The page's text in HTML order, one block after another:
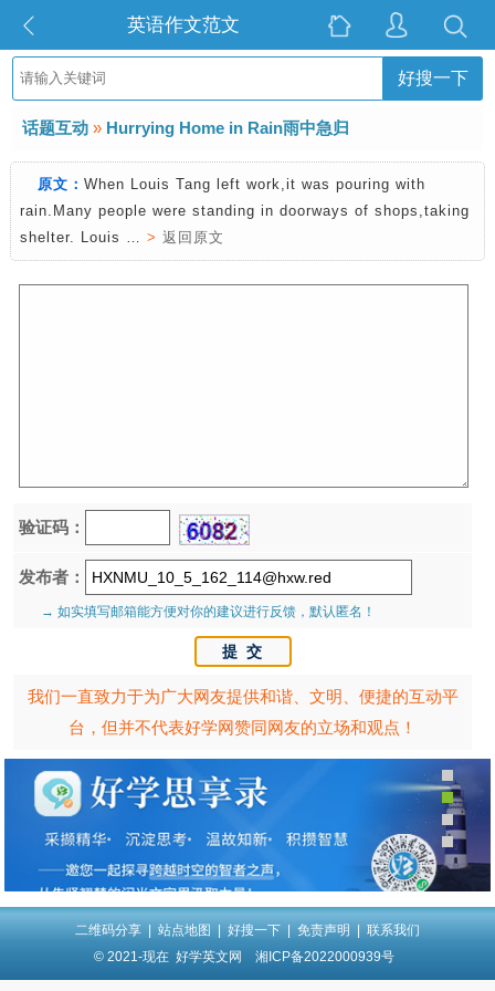
英语作文范文
好搜一下
话题互动 » Hurrying Home in Rain雨中急归
原文： When Louis Tang left work,it was pouring with
rain.Many people were standing in doorways of shops,taking
shelter. Louis … > 返回原文
验证码：
发布者：
→ 如实填写邮箱能方便对你的建议进行反馈，默认匿名！
我们一直致力于为广大网友提供和谐、文明、便捷的互动平
台，但并不代表好学网赞同网友的立场和观点！
二维码分享 站点地图 好搜一下 免责声明
联系我们
© 2021-现在 好学英文网 湘ICP备2022000939号